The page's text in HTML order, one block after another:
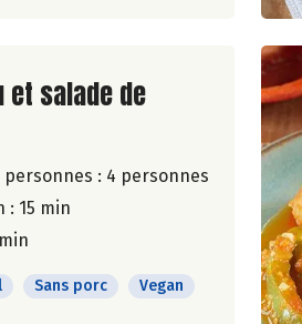
de la recette
et salade de
: 4 personnes
: 15 min
Sans porc
Vegan